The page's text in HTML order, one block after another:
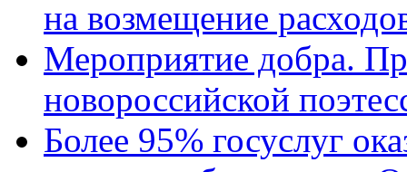
на возмещение
Мероприятие добра.
новороссийской
Более 95% госуслуг